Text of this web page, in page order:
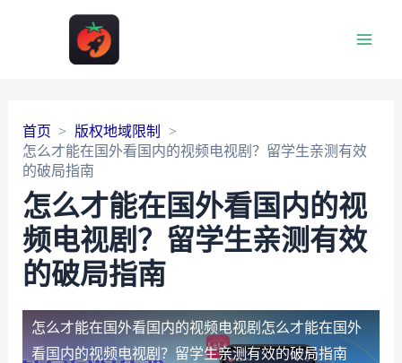
首页
版权地域限制
怎么才能在国外看国内的视频电视剧？留学生亲测有效
的破局指南
怎么才能在国外看国内的视
频电视剧？留学生亲测有效
的破局指南
怎么才能在国外看国内的视频电视剧 怎么才能在国外
看国内的视频电视剧？留学生亲测有效的破局指南